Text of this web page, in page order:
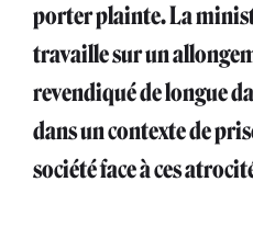
porter plainte. La
travaille sur un
revendiqué de longue
dans un contexte de
société face à ces